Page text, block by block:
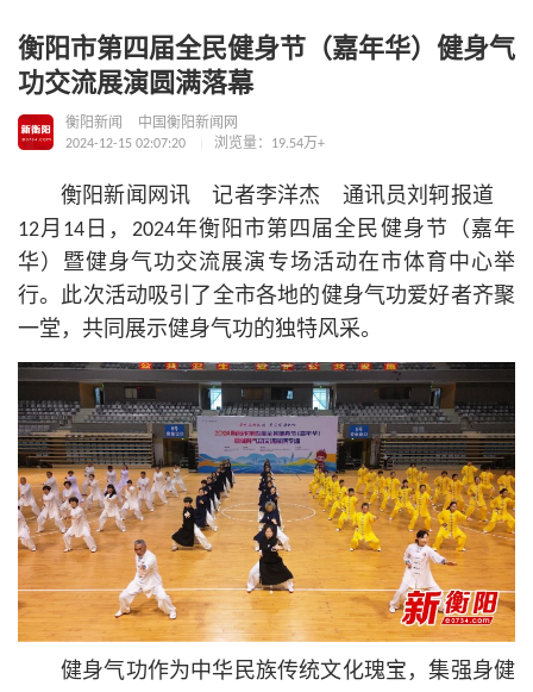
衡阳市第四届全民健身节（嘉年华）健身气
功交流展演圆满落幕
衡阳新闻
中国衡阳新闻网
2024-12-15 02:07:20
浏览量：19.54万+
衡阳新闻网讯 记者李洋杰 通讯员刘轲报道
12月14日，2024年衡阳市第四届全民健身节（嘉年
华）暨健身气功交流展演专场活动在市体育中心举
行。此次活动吸引了全市各地的健身气功爱好者齐聚
一堂，共同展示健身气功的独特风采。
健身气功作为中华民族传统文化瑰宝，集强身健